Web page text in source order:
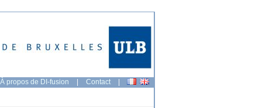
À propos de DI-fusion | Contact |